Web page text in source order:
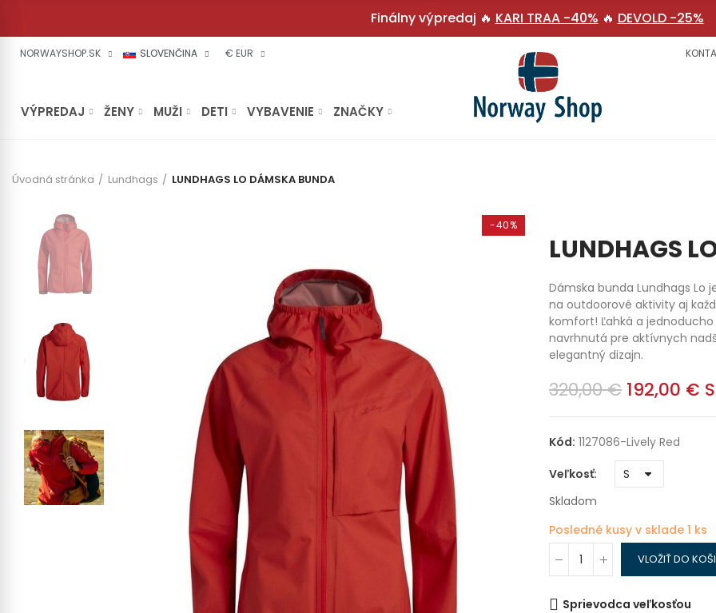
Finálny výpredaj 🔥 KARI TRAA -40% 🔥 DEVOLD -25%
NORWAYSHOP.SK SLOVENČINA € EUR
VÝPREDAJ ŽENY MUŽI DETI VYBAVENIE ZNAČKY
Úvodná stránka Lundhags LUNDHAGS LO DÁMSKA BUNDA
-40%
LUNDHAGS
Dámska bunda Lundhags Lo
na outdoorové aktivity aj
komfort! Ľahká a
navrhnutá pre aktívnych
elegantný dizajn.
320,00 € 192,00 €
Kód: 1127086-Lively Red
Veľkosť
Skladom
Posledné kusy v sklade 1 ks
VLOŽIŤ DO
Sprievodca veľkosťou